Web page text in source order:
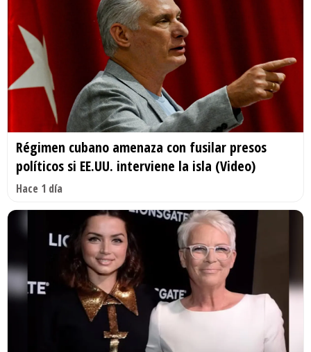
Régimen cubano amenaza con fusilar presos
políticos si EE.UU. interviene la isla (Video)
Hace 1 día